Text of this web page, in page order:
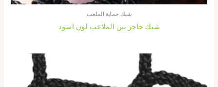
شبك حماية الملعب
شبك حاجز بين الملاعب لون اسود